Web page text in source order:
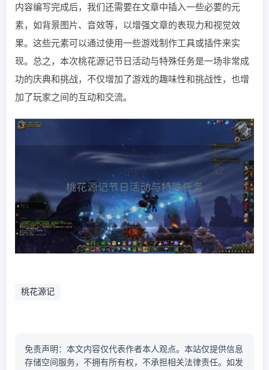
内容编写完成后，我们还需要在文章中插入一些必要的元
素，如背景图片、音效等，以增强文章的表现力和视觉效
果。这些元素可以通过使用一些游戏制作工具或插件来实
现。总之，本次桃花源记节日活动与特殊任务是一场非常成
功的庆典和挑战，不仅增加了游戏的趣味性和挑战性，也增
加了玩家之间的互动和交流。
桃花源记
免责声明：本文内容仅代表作者本人观点。本站仅提供信息
存储空间服务，不拥有所有权，不承担相关法律责任。如发